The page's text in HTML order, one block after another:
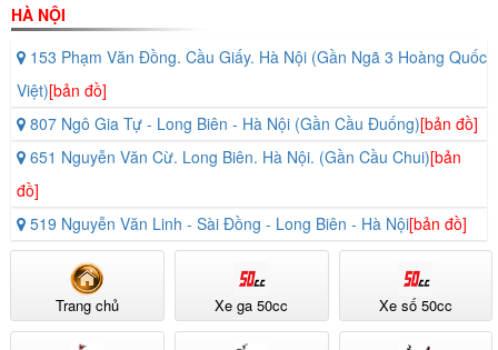
HÀ NỘI
153 Phạm Văn Đồng. Cầu Giấy. Hà Nội (Gần Ngã 3 Hoàng Quốc
Việt)[bản đồ]
807 Ngô Gia Tự - Long Biên - Hà Nội (Gần Cầu Đuống)[bản đồ]
651 Nguyễn Văn Cừ. Long Biên. Hà Nội. (Gần Cầu Chui)[bản
đồ]
519 Nguyễn Văn Linh - Sài Đồng - Long Biên - Hà Nội[bản đồ]
Trang chủ Xe ga 50cc Xe số 50cc